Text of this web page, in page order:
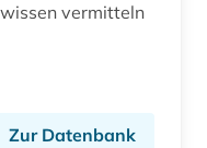
vermitteln
Zur Datenbank